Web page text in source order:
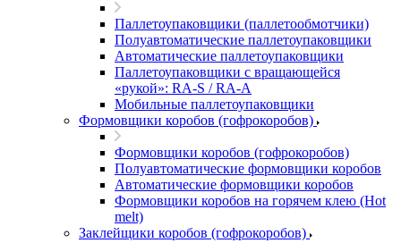
Паллетоупаковщики (паллетообмотчики)
Полуавтоматические паллетоупаковщики
Автоматические паллетоупаковщики
Паллетоупаковщики с вращающейся
«рукой»: RA-S / RA-A
Мобильные паллетоупаковщики
Формовщики коробов (гофрокоробов)
Формовщики коробов (гофрокоробов)
Полуавтоматические формовщики коробов
Автоматические формовщики коробов
Формовщики коробов на горячем клею (Hot
melt)
Заклейщики коробов (гофрокоробов)